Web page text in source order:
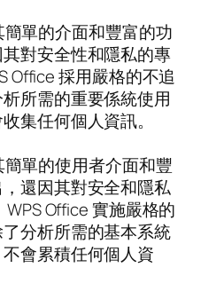
簡單的介面和豐富的功
對安全性和隱私的專
Office 採用嚴格的不追
所需的重要係統使用
集任何個人資訊。
簡單的使用者介面和豐
還因其對安全和隱私
Office 實施嚴格的
分析所需的基本系統
會累積任何個人資